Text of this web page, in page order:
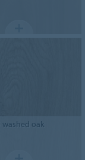
washed oak